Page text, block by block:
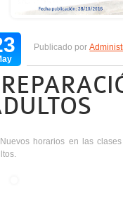
Publicado por
Nuevos horarios en las